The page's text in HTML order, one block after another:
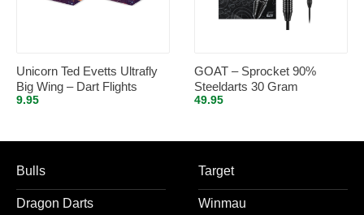
Unicorn Ted Evetts Ultrafly
Big Wing – Dart Flights
9.95
GOAT – Sprocket 90%
Steeldarts 30 Gram
49.95
Bulls
Dragon Darts
Target
Winmau